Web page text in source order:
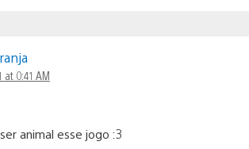
at 0:41 AM
animal esse jogo :3